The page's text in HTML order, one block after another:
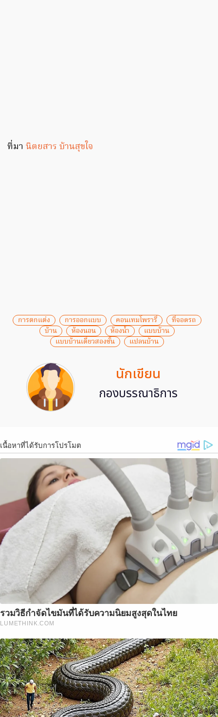
ที่มา นิตยสาร บ้านสุขใจ
การตกแต่ง การออกแบบ คอนเทมโพรารี่
ที่จอดรถ
บ้าน
ห้องนอน ห้องน้ำ
แบบบ้าน
แบบบ้านเดี่ยวสองชั้น
แปลนบ้าน
นักเขียน
กองบรรณาธิการ
เนื้อหาที่ได้รับการโปรโมต
รวมวิธีกำจัดไขมันที่ได้รับความนิยมสูงสุดในไทย
LUMETHINK.COM